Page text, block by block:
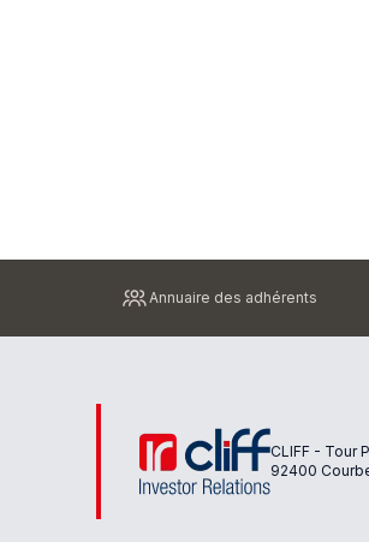
page
Annuaire des adhérents
CLIFF - Tour
92400